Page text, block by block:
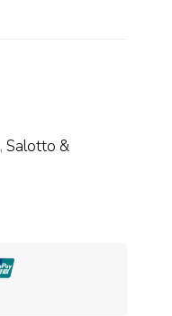
, Salotto &